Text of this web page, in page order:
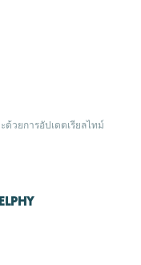
ด้วยการอัปเดตเรียลไทม์